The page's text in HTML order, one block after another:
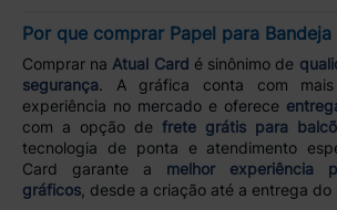
Por que comprar Papel para
Comprar naAtual Card é sinônimo de
segurança. A gráfica conta com
experiência no mercado e oferece
com a opção de frete grátis para
tecnologia de ponta e atendimento
Card garante a melhor experiência
gráficos, desde a criação até a entrega do